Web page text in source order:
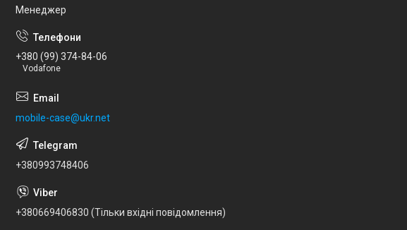
Менеджер
+380 (99) 374-84-06
Vodafone
mobile-case@ukr.net
+380993748406
+380669406830 (Тільки вхідні повідомлення)